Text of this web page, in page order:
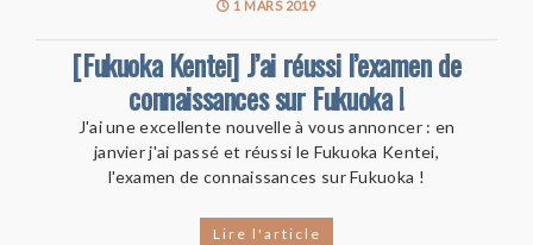
1 MARS 2019
[Fukuoka Kentei] J’ai réussi l’examen de
connaissances sur Fukuoka !
J'ai une excellente nouvelle à vous annoncer : en
janvier j'ai passé et réussi le Fukuoka Kentei,
l'examen de connaissances sur Fukuoka !
Lire l'article